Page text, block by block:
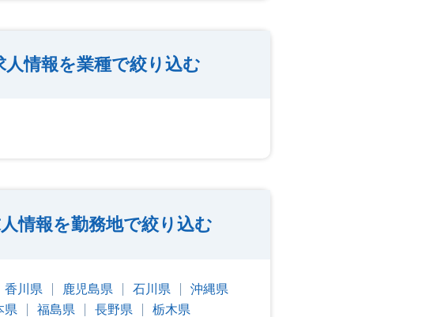
情報を業種で絞り込む
情報を勤務地で絞り込む
香川県 鹿児島県 石川県
沖縄県
県 福島県 長野県
栃木県